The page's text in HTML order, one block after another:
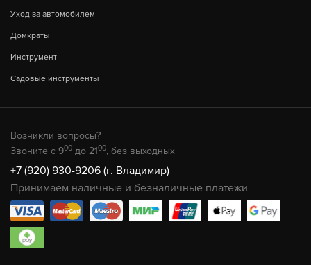
Уход за автомобилем
Домкраты
Инструмент
Садовые инструменты
Возникли вопросы?
Звоните с 900 до 2100, без выходных
+7 (920) 930-9206 (г. Владимир)
Принимаем наличные и безналичные платежи